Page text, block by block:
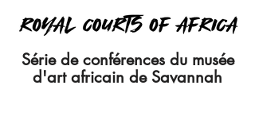
Série de conférences du musée
d'art africain de Savannah